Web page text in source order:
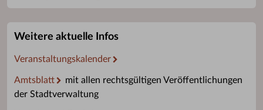
Weitere aktuelle Infos
Veranstaltungskalender
Amtsblatt
mit allen rechtsgültigen Veröffentlichungen
der Stadtverwaltung